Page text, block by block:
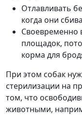
Отлавливать
когда они
Своевременно
площадок,
корма для
При этом собак
стерилизации на
том, что
животными,